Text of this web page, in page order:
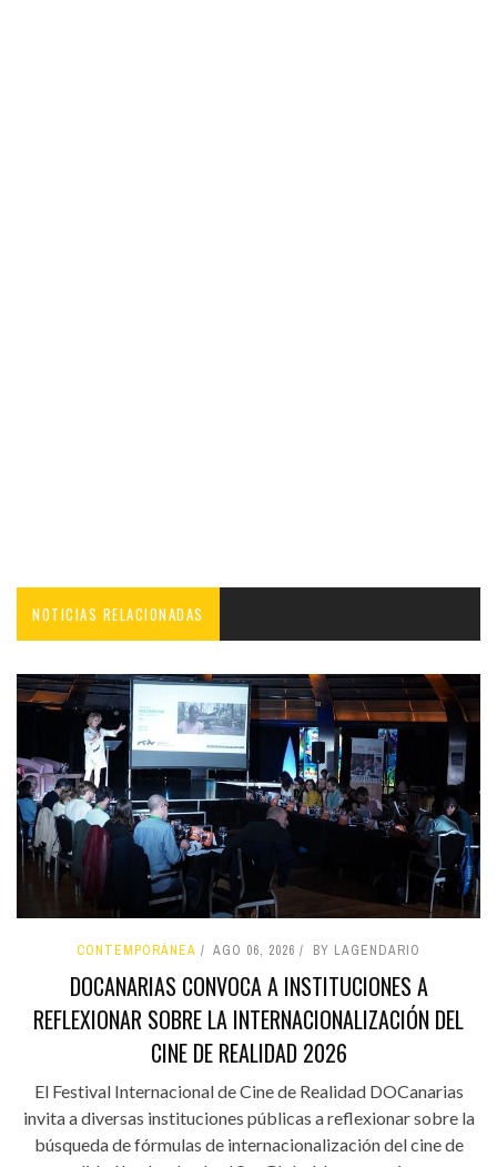
NOTICIAS RELACIONADAS
CONTEMPORÁNEA AGO 06, 2026 BY LAGENDARIO
DOCANARIAS CONVOCA A INSTITUCIONES A
REFLEXIONAR SOBRE LA INTERNACIONALIZACIÓN DEL
CINE DE REALIDAD 2026
El Festival Internacional de Cine de Realidad DOCanarias
invita a diversas instituciones públicas a reflexionar sobre la
búsqueda de fórmulas de internacionalización del cine de